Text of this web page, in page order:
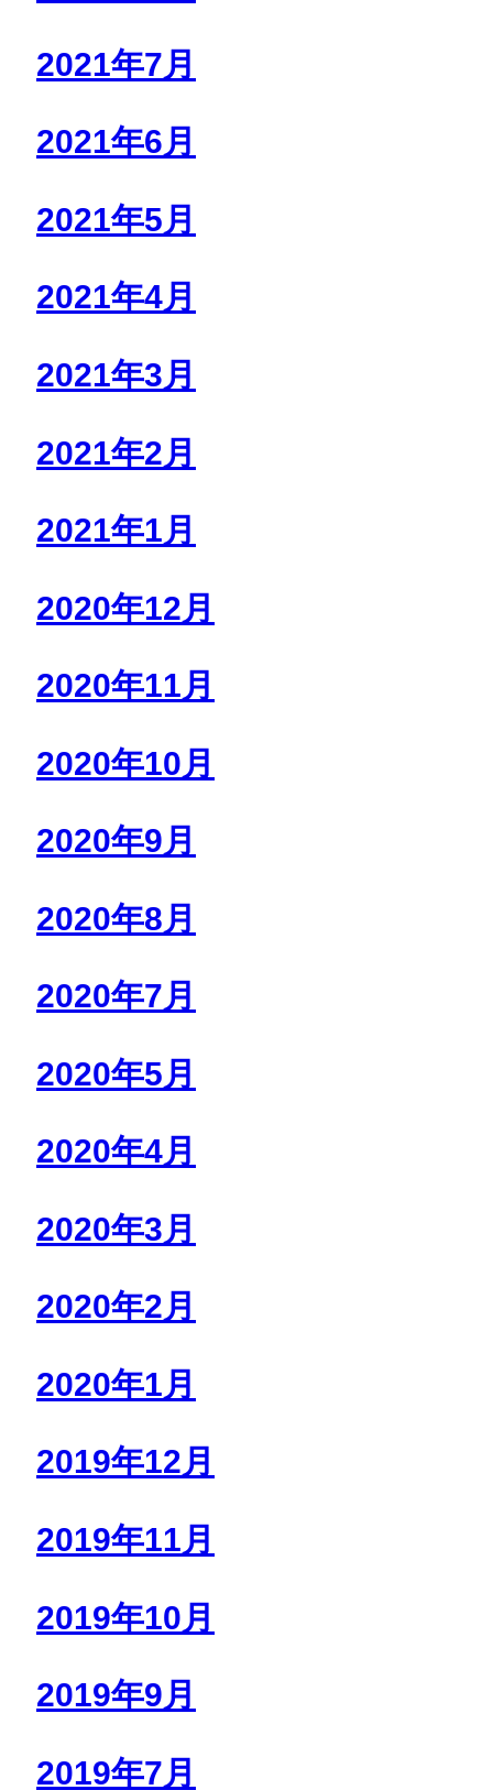
2021年7月
2021年6月
2021年5月
2021年4月
2021年3月
2021年2月
2021年1月
2020年12月
2020年11月
2020年10月
2020年9月
2020年8月
2020年7月
2020年5月
2020年4月
2020年3月
2020年2月
2020年1月
2019年12月
2019年11月
2019年10月
2019年9月
2019年7月